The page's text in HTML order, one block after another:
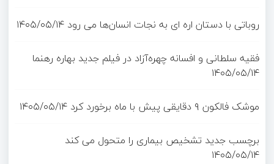
روباتی با دستان اره ای به نجات انسان‌ها می رود ۱۴۰۵/۰۵/۱۴
فقیه سلطانی و افسانه چهره‌آزاد در فیلم جدید بهاره رهنما
۱۴۰۵/۰۵/۱۴
موشک فالکون ۹ دقایقی پیش با ماه برخورد کرد
۱۴۰۵/۰۵/۱۴
برچسب جدید تشخیص بیماری را متحول می کند
۱۴۰۵/۰۵/۱۴